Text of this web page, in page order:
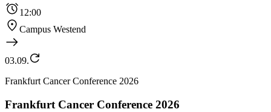
12:00
Campus Westend
03.09.
Frankfurt Cancer Conference 2026
Frankfurt Cancer Conference 2026